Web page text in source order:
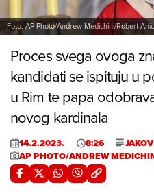
Foto: AP Photo/Andrew Medichini/Robert
Proces svega ovoga
kandidati se ispituju u
u Rim te papa
novog kardinala
14.2.2023. 8:26
AP PHOTO/ANDREW